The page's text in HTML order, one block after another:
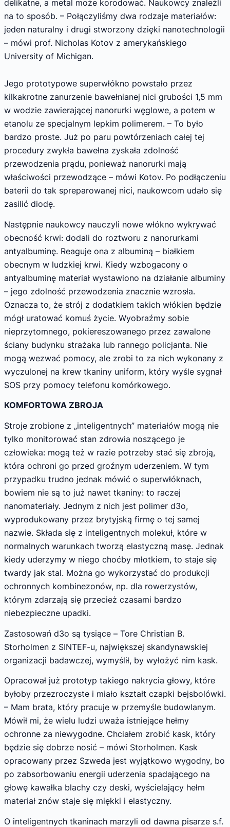
delikatne, a metal może korodować. Naukowcy znaleźli
na to sposób. – Połączyliśmy dwa rodzaje materiałów:
jeden naturalny i drugi stworzony dzięki nanotechnologii
– mówi prof. Nicholas Kotov z amerykańskiego
University of Michigan.
Jego prototypowe superwłókno powstało przez
kilkakrotne zanurzenie bawełnianej nici grubości 1,5 mm
w wodzie zawierającej nanorurki węglowe, a potem w
etanolu ze specjalnym lepkim polimerem. – To było
bardzo proste. Już po paru powtórzeniach całej tej
procedury zwykła bawełna zyskała zdolność
przewodzenia prądu, ponieważ nanorurki mają
właściwości przewodzące – mówi Kotov. Po podłączeniu
baterii do tak spreparowanej nici, naukowcom udało się
zasilić diodę.
Następnie naukowcy nauczyli nowe włókno wykrywać
obecność krwi: dodali do roztworu z nanorurkami
antyalbuminę. Reaguje ona z albuminą – białkiem
obecnym w ludzkiej krwi. Kiedy wzbogacony o
antyalbuminę materiał wystawiono na działanie albuminy
– jego zdolność przewodzenia znacznie wzrosła.
Oznacza to, że strój z dodatkiem takich włókien będzie
mógł uratować komuś życie. Wyobraźmy sobie
nieprzytomnego, pokiereszowanego przez zawalone
ściany budynku strażaka lub rannego policjanta. Nie
mogą wezwać pomocy, ale zrobi to za nich wykonany z
wyczulonej na krew tkaniny uniform, który wyśle sygnał
SOS przy pomocy telefonu komórkowego.
KOMFORTOWA ZBROJA
Stroje zrobione z „inteligentnych” materiałów mogą nie
tylko monitorować stan zdrowia noszącego je
człowieka: mogą też w razie potrzeby stać się zbroją,
która ochroni go przed groźnym uderzeniem. W tym
przypadku trudno jednak mówić o superwłóknach,
bowiem nie są to już nawet tkaniny: to raczej
nanomateriały. Jednym z nich jest polimer d3o,
wyprodukowany przez brytyjską firmę o tej samej
nazwie. Składa się z inteligentnych molekuł, które w
normalnych warunkach tworzą elastyczną masę. Jednak
kiedy uderzymy w niego choćby młotkiem, to staje się
twardy jak stal. Można go wykorzystać do produkcji
ochronnych kombinezonów, np. dla rowerzystów,
którym zdarzają się przecież czasami bardzo
niebezpieczne upadki.
Zastosowań d3o są tysiące – Tore Christian B.
Storholmen z SINTEF-u, największej skandynawskiej
organizacji badawczej, wymyślił, by wyłożyć nim kask.
Opracował już prototyp takiego nakrycia głowy, które
byłoby przezroczyste i miało kształt czapki bejsbolówki.
– Mam brata, który pracuje w przemyśle budowlanym.
Mówił mi, że wielu ludzi uważa istniejące hełmy
ochronne za niewygodne. Chciałem zrobić kask, który
będzie się dobrze nosić – mówi Storholmen. Kask
opracowany przez Szweda jest wyjątkowo wygodny, bo
po zabsorbowaniu energii uderzenia spadającego na
głowę kawałka blachy czy deski, wyścielający hełm
materiał znów staje się miękki i elastyczny.
O inteligentnych tkaninach marzyli od dawna pisarze s.f.